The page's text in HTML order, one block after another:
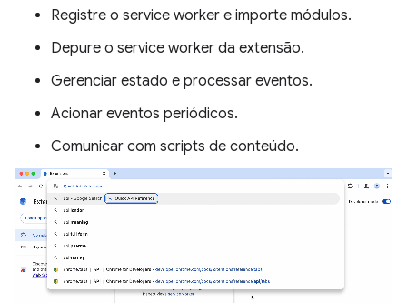
Registre o service worker e importe módulos.
Depure o service worker da extensão.
Gerenciar estado e processar eventos.
Acionar eventos periódicos.
Comunicar com scripts de conteúdo.